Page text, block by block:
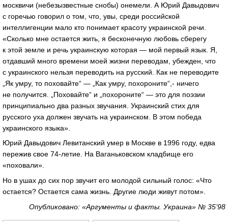
москвичи (небезызвестные снобы) онемели. А Юрий Давыдович
с горечью говорил о том, что, увы, среди российской
интеллигенции мало кто понимает красоту украинской речи.
«Сколько мне остается жить, я бесконечную любовь сберегу
к этой земле и речь украинскую которая — мой первый язык. Я,
отдавший много времени моей жизни переводам, убежден, что
с украинского нельзя переводить на русский. Как не переводите
„Як умру, то поховайте“ — „Как умру, похороните“,- ничего
не получится. „Поховайте“ и „похороните“ — это для поэзии
принципиально два разных звучания. Украинский стих для
русского уха должен звучать на украинском. В этом победа
украинского языка».
Юрий Давыдович Левитанский умер в Москве в 1996 году, едва
пережив свое 74-летие. На Ваганьковском кладбище его
«поховали».
Но в ушах до сих пор звучит его молодой сильный голос: «Что
остается? Остается сама жизнь. Другие люди живут потом».
Опубликовано: «Аргументы и факты. Украина» № 35’98